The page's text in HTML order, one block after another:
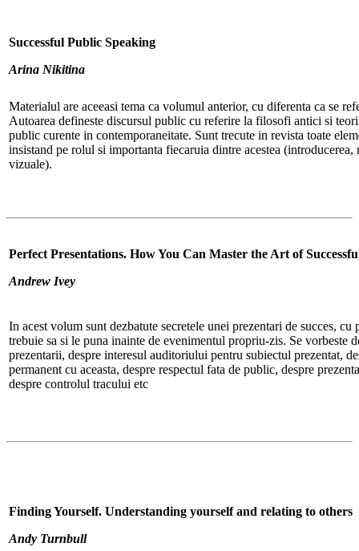
Successful Public Speaking
Arina Nikitina
Materialul are aceeasi tema ca volumul anterior, cu diferenta ca se
Autoarea defineste discursul public cu referire la filosofi antici si
public curente in contemporaneitate. Sunt trecute in revista toate
insistand pe rolul si importanta fiecaruia dintre acestea
vizuale).
Perfect Presentations. How You Can Master the Art of
Andrew Ivey
In acest volum sunt dezbatute secretele unei prezentari de succes,
trebuie sa si le puna inainte de evenimentul propriu-zis. Se
prezentarii, despre interesul auditoriului pentru subiectul prezentat,
permanent cu aceasta, despre respectul fata de public, despre
despre controlul tracului etc
Finding Yourself. Understanding yourself and relating to others
Andy Turnbull